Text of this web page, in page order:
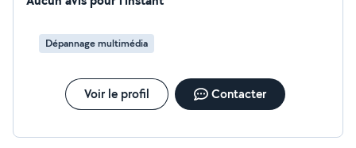
Dépannage multimédia
Voir le profil Contacter